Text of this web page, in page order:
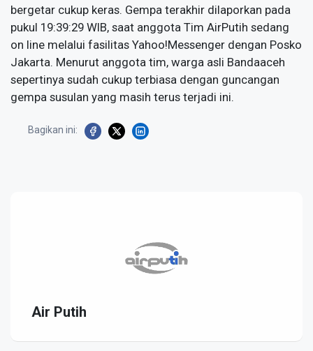
bergetar cukup keras. Gempa terakhir dilaporkan pada
pukul 19:39:29 WIB, saat anggota Tim AirPutih sedang
on line melalui fasilitas Yahoo!Messenger dengan Posko
Jakarta. Menurut anggota tim, warga asli Bandaaceh
sepertinya sudah cukup terbiasa dengan guncangan
gempa susulan yang masih terus terjadi ini.
Bagikan ini:
Air Putih